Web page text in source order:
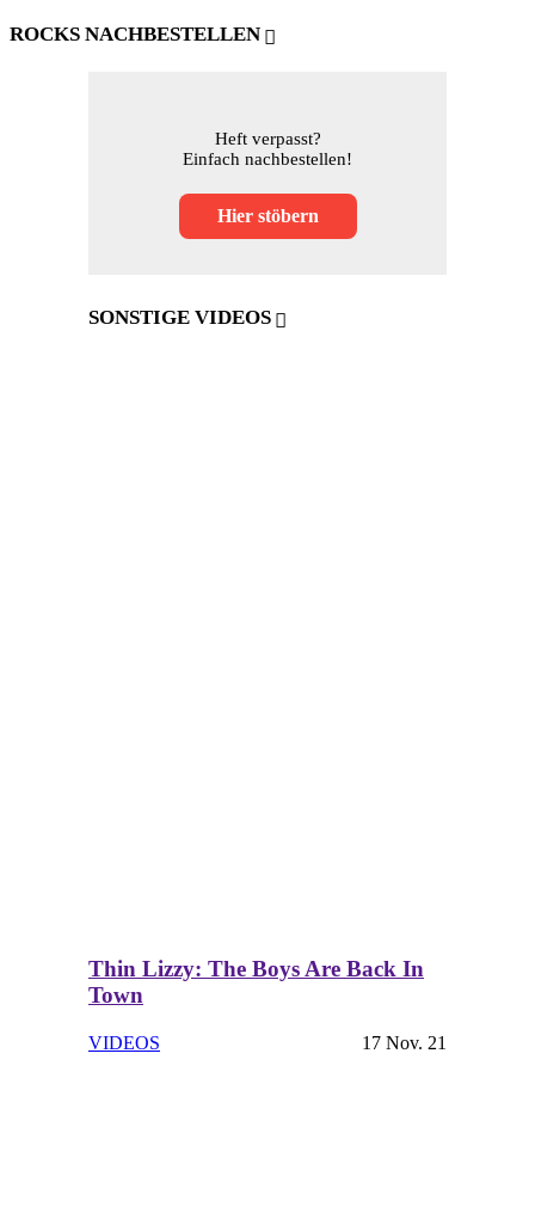
ROCKS NACHBESTELLEN
Heft verpasst?
Einfach nachbestellen!
Hier stöbern
SONSTIGE VIDEOS
Thin Lizzy: The Boys Are Back In
Town
VIDEOS 17 Nov. 21